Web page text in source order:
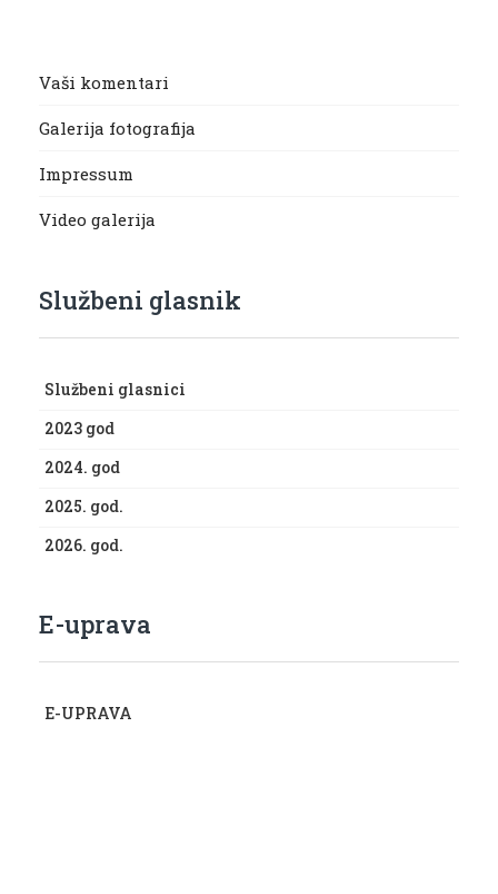
Vaši komentari
Galerija fotografija
Impressum
Video galerija
Službeni glasnik
Službeni glasnici
2023 god
2024. god
2025. god.
2026. god.
E-uprava
E-UPRAVA